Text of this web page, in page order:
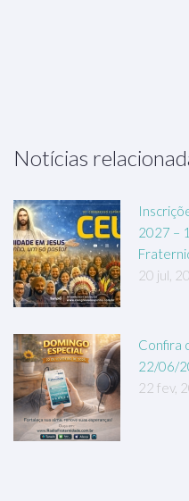
Notícias
2027 –
20 jul,
Confira
22/06/
22 fev,